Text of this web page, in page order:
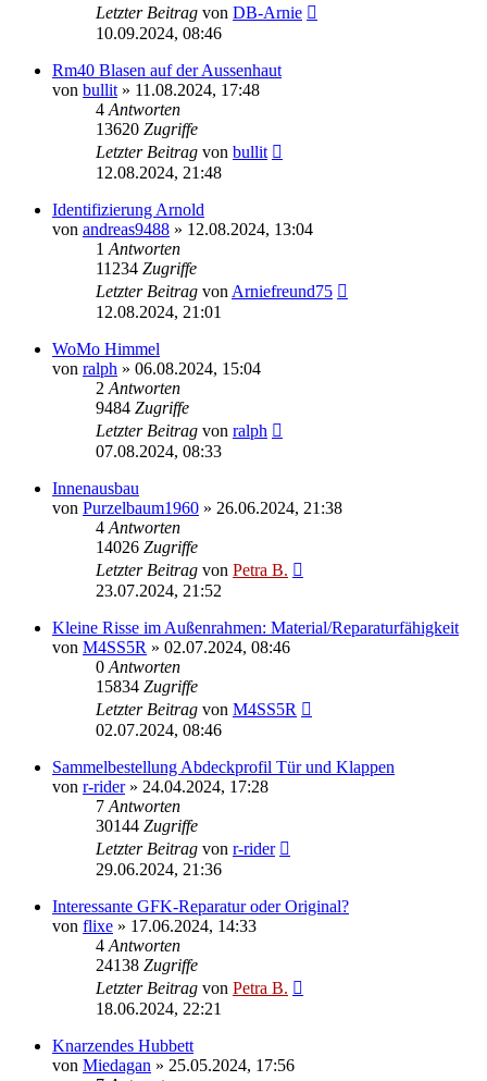
Letzter Beitrag von DB-Arnie
10.09.2024, 08:46
Rm40 Blasen auf der Aussenhaut
von bullit » 11.08.2024, 17:48
4 Antworten
13620 Zugriffe
Letzter Beitrag von bullit
12.08.2024, 21:48
Identifizierung Arnold
von andreas9488 » 12.08.2024, 13:04
1 Antworten
11234 Zugriffe
Letzter Beitrag von Arniefreund75
12.08.2024, 21:01
WoMo Himmel
von ralph » 06.08.2024, 15:04
2 Antworten
9484 Zugriffe
Letzter Beitrag von ralph
07.08.2024, 08:33
Innenausbau
von Purzelbaum1960 » 26.06.2024, 21:38
4 Antworten
14026 Zugriffe
Letzter Beitrag von Petra B.
23.07.2024, 21:52
Kleine Risse im Außenrahmen: Material/Reparaturfähigkeit
von M4SS5R » 02.07.2024, 08:46
0 Antworten
15834 Zugriffe
Letzter Beitrag von M4SS5R
02.07.2024, 08:46
Sammelbestellung Abdeckprofil Tür und Klappen
von r-rider» 24.04.2024, 17:28
7 Antworten
30144 Zugriffe
Letzter Beitrag von r-rider
29.06.2024, 21:36
Interessante GFK-Reparatur oder Original?
von flixe » 17.06.2024, 14:33
4 Antworten
24138 Zugriffe
Letzter Beitrag von Petra B.
18.06.2024, 22:21
Knarzendes Hubbett
von Miedagan » 25.05.2024, 17:56